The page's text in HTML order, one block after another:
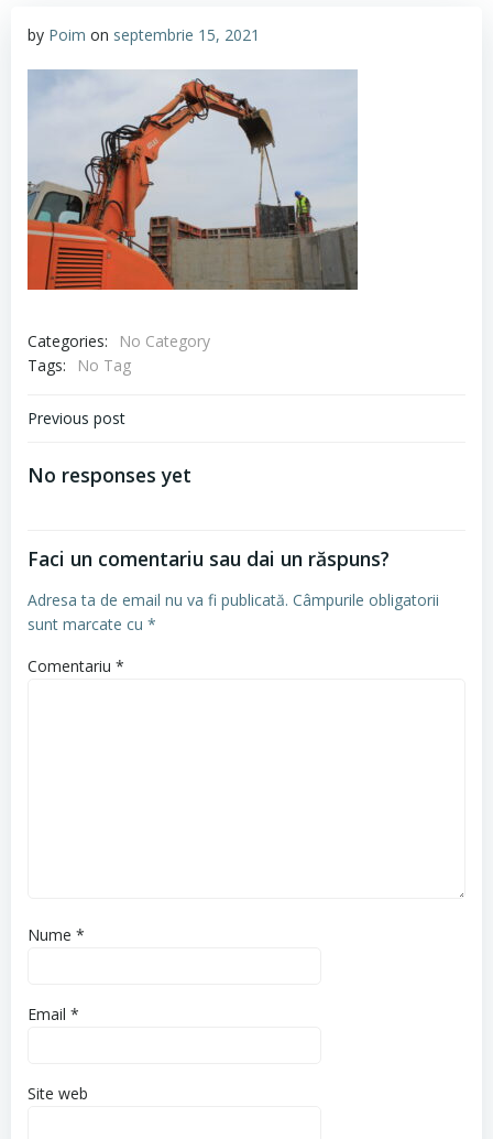
by Poim on septembrie 15, 2021
Categories:
No Category
Tags:
No Tag
Navigare
articole
Previous post
No responses yet
Faci un comentariu sau dai un răspuns?
Adresa ta de email nu va fi publicată. Câmpurile obligatorii
sunt marcate cu *
Comentariu *
Nume *
Email *
Site web